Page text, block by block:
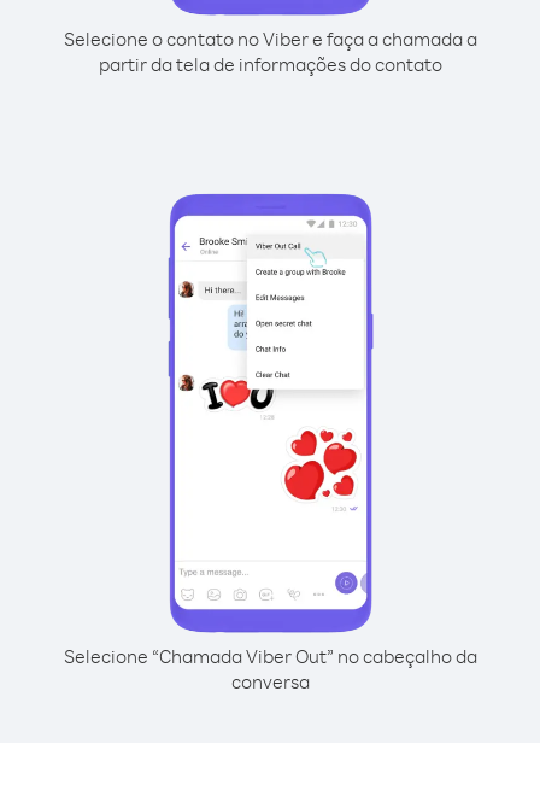
Selecione o contato no Viber e faça a chamada a
partir da tela de informações do contato
Selecione “Chamada Viber Out” no cabeçalho da
conversa